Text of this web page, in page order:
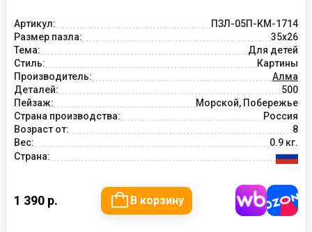
Артикул:
ПЗЛ-05П-КМ-1714
Размер пазла:
35х26
Тема:
Для детей
Стиль:
Картины
Производитель:
Алма
Деталей:
500
Пейзаж:
Морской, Побережье
Страна производства:
Россия
Возраст от:
8
Вес:
0.9 кг.
Страна:
1 390 р. В корзину